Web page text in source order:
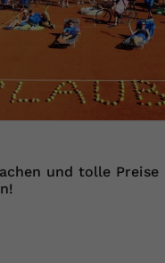
und tolle Preise